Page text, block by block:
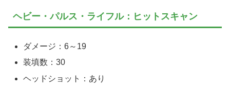
ヘビー・パルス・ライフル：ヒットスキャン
ダメージ：6～19
装填数：30
ヘッドショット：あり